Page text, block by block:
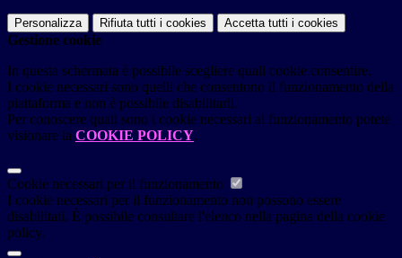
Personalizza Rifiuta tutti i cookies Accetta tutti i cookies
Gestione cookie
In questa schermata è possibile scegliere quali cookie consentire.
I cookie necessari sono quelli che consentono il funzionamento della
piattaforma e non è possibile disabilitarli.
Per conoscere quali sono i cookie necessari al funzionamento potete
visionare la COOKIE POLICY.
Cookie necessari per il funzionamento
I cookie necessari per il funzionamento non possono essere
disabilitati. È possibile consultare l'elenco nella pagina della cookie
policy.